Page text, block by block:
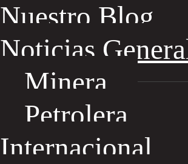
Nuestro Blog
Noticias
Minera
Petrolera
Internacional